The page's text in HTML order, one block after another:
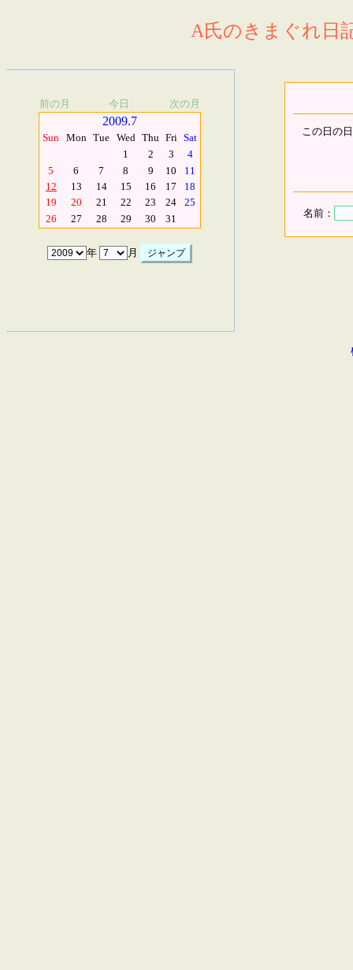
A氏のきまぐれ日
前の月 今日 次の月
2009.7
Sun Mon Tue Wed Thu Fri Sat
1
2 3
4
5
6 7 8 9 10
11
12
13 14 15 16 17
18
19
20 21 22 23 24
25
26
27 28 29 30 31
年 月
この日の
名前：